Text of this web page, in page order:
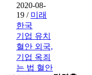
2020-08-
19 / 미래
한국
기업 유치
혈안 외국,
기업 옥죄
는 법 혈안